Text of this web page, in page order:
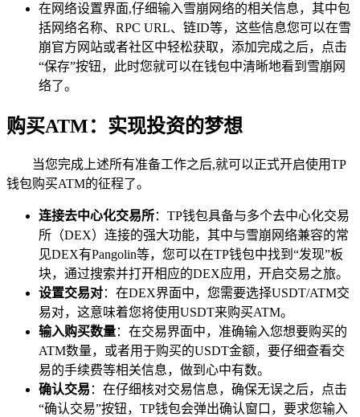
在网络设置界面,仔细输入雪崩网络的相关信息，其中包
括网络名称、RPC URL、链ID等，这些信息您可以在雪
崩官方网站或者社区中轻松获取，添加完成之后，点击
“保存”按钮，此时您就可以在钱包中清晰地看到雪崩网
络了。
购买ATM：实现投资的梦想
当您完成上述所有准备工作之后,就可以正式开启使用TP
钱包购买ATM的征程了。
连接去中心化交易所：TP钱包具备与多个去中心化交易
所（DEX）连接的强大功能，其中与雪崩网络兼容的常
见DEX有Pangolin等，您可以在TP钱包中找到“发现”板
块，通过搜索并打开相应的DEX应用，开启交易之旅。
设置交易对：在DEX界面中，您需要选择USDT/ATM交
易对，这意味着您将使用USDT来购买ATM。
输入购买数量：在交易界面中，准确输入您想要购买的
ATM数量，或者用于购买的USDT金额，要仔细查看交
易的手续费等相关信息，做到心中有数。
确认交易 ：在仔细核对交易信息，确保无误之后，点击
“确认交易”按钮，TP钱包会弹出确认窗口，要求您输入